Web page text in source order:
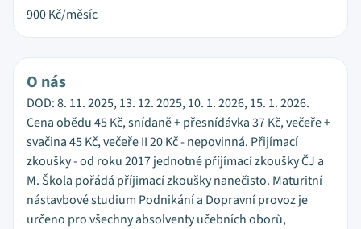
900Kč/měsíc
O nás
DOD: 8. 11. 2025, 13. 12. 2025, 10. 1. 2026, 15. 1. 2026.
Cena obědu 45 Kč, snídaně + přesnídávka 37 Kč, večeře +
svačina 45 Kč, večeře II 20 Kč - nepovinná. Přijímací
zkoušky - od roku 2017 jednotné příjímací zkoušky ČJ a
M. Škola pořádá příjimací zkoušky nanečisto. Maturitní
nástavbové studium Podnikání a Dopravní provoz je
určeno pro všechny absolventy učebních oborů,